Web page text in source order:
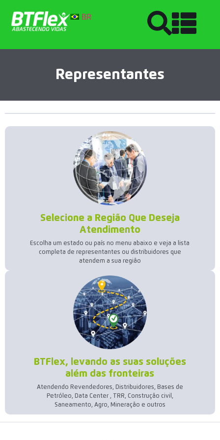
BR
Representantes
Selecione a Região Que Deseja
Atendimento
Escolha um estado ou país no menu abaixo e veja a lista
completa de representantes ou distribuidores que
atendem a sua região
BTFlex, levando as suas soluções
além das fronteiras
Atendendo Revendedores, Distribuidores, Bases de
Petróleo, Data Center , TRR, Construção civil,
Saneamento, Agro, Mineração e outros